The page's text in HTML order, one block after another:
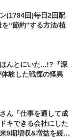
(1794回)毎日2回配
“節約”する方法/植
んとにいた...!?『深
験した戦慄の怪異
ん「仕事を通して成
キできる会社にした
9期増収&増益を続け